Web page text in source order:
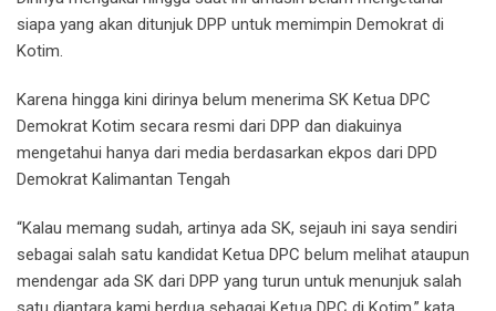
siapa yang akan ditunjuk DPP untuk memimpin Demokrat di
Kotim.
Karena hingga kini dirinya belum menerima SK Ketua DPC
Demokrat Kotim secara resmi dari DPP dan diakuinya
mengetahui hanya dari media berdasarkan ekpos dari DPD
Demokrat Kalimantan Tengah
“Kalau memang sudah, artinya ada SK, sejauh ini saya sendiri
sebagai salah satu kandidat Ketua DPC belum melihat ataupun
mendengar ada SK dari DPP yang turun untuk menunjuk salah